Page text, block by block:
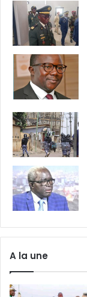
A la une